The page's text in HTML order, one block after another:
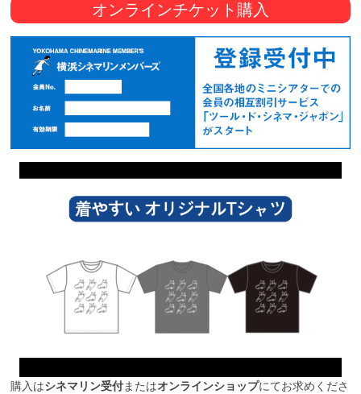
オンラインチケット購入
購入はシネマリン受付またはオンラインショップにてお求めくださ